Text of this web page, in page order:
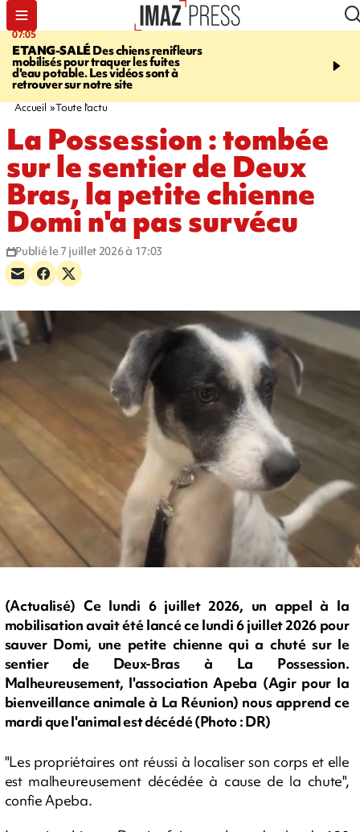
07:05
ETANG-SALÉDes chiens renifleurs
mobilisés pour traquer les fuites
d'eau potable. Les vidéos sont à
retrouver sur notre site
09:53
CATASTROPHIQUE
sécheresse, incendies -
Accueil Toute l'actu
La Possession : tombée
sur le sentier de Deux
Bras, la petite chienne
Domi n'a pas survécu
Publié le 7 juillet 2026 à 17:03
(Actualisé) Ce lundi 6 juillet 2026, un appel à la
mobilisation avait été lancé ce lundi 6 juillet 2026 pour
sauver Domi, une petite chienne qui a chuté sur le
sentier de Deux-Bras à La Possession.
Malheureusement, l'association Apeba (Agir pour la
bienveillance animale à La Réunion) nous apprend ce
mardi que l'animal est décédé (Photo : DR)
"Les propriétaires ont réussi à localiser son corps et elle
est malheureusement décédée à cause de la chute",
confie Apeba.